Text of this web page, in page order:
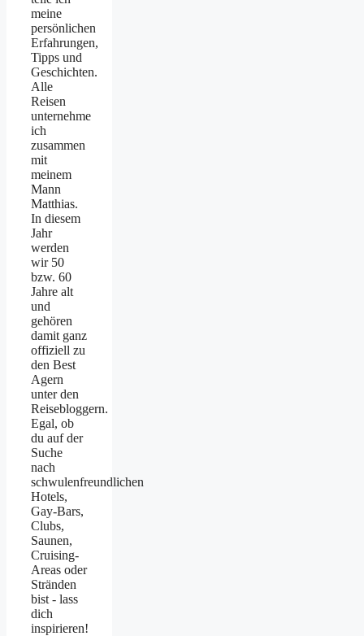
meine
persönlichen
Erfahrungen,
Tipps und
Geschichten.
Alle
Reisen
unternehme
ich
zusammen
mit
meinem
Mann
Matthias.
In diesem
Jahr
werden
wir 50
bzw. 60
Jahre alt
und
gehören
damit ganz
offiziell zu
den Best
Agern
unter den
Reisebloggern.
Egal, ob
du auf der
Suche
nach
schwulenfreundlichen
Hotels,
Gay-Bars,
Clubs,
Saunen,
Cruising-
Areas oder
Stränden
bist - lass
dich
inspirieren!